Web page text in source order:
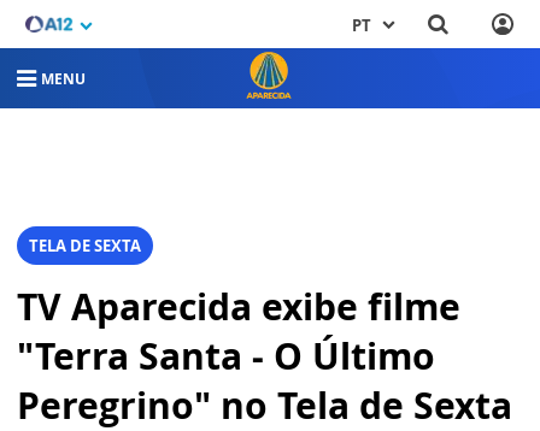
PT
MENU
TELA DE SEXTA
TV Aparecida exibe filme
"Terra Santa - O Último
Peregrino" no Tela de Sexta